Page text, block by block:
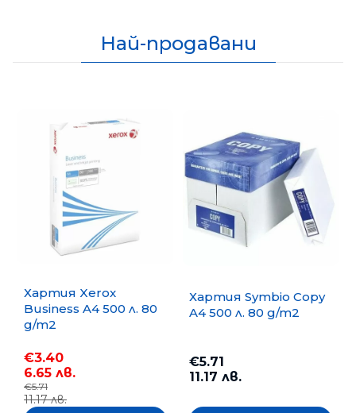
Най-продавани
Хартия Xerox
Business A4 500 л. 80
g/m2
€3.40
6.65 лв.
€5.71
11.17 лв.
Хартия Symbio Copy
A4 500 л. 80 g/m2
€5.71
11.17 лв.